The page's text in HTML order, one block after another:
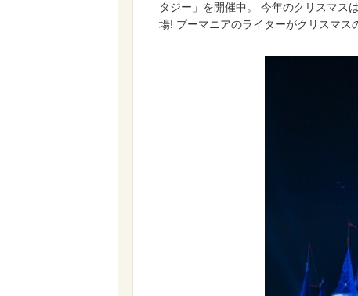
タジー」を開催中。 今年のクリスマス
場! プーマニアのライターがクリスマス